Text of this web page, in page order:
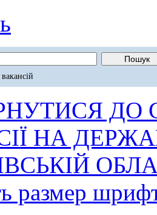
ДО
НА
размер